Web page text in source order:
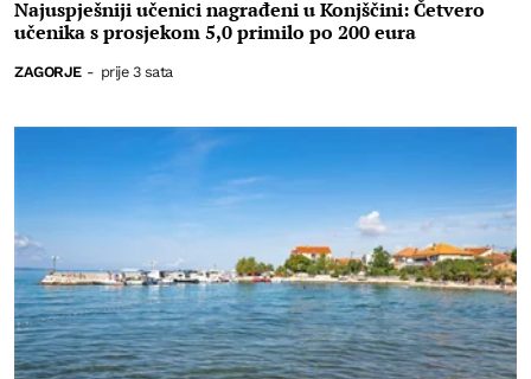
Najuspješniji učenici nagrađeni u Konjščini: Četvero
učenika s prosjekom 5,0 primilo po 200 eura
ZAGORJE - prije 3 sata